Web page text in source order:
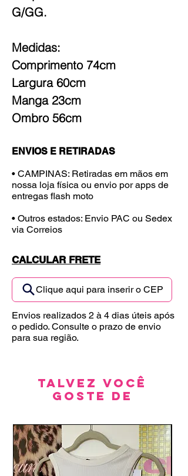
G/GG.
Medidas:
Comprimento 74cm
Largura 60cm
Manga 23cm
Ombro 56cm
ENVIOS E RETIRADAS
• CAMPINAS: Retiradas em mãos em
nossa loja física ou envio por apps de
entregas flash moto
• Outros estados: Envio PAC ou Sedex
via Correios
CALCULAR FRETE
Clique aqui para inserir o CEP
Envios realizados 2 à 4 dias úteis após
o pedido. Consulte o prazo de envio
para sua região.
Talvez você
goste de